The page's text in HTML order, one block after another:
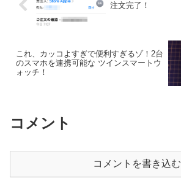
注文完了！
これ、カッコよすぎで便利すぎるゾ！2台
のスマホを連携可能な ツインスマートウ
ォッチ！
コメント
コメントを書き込む